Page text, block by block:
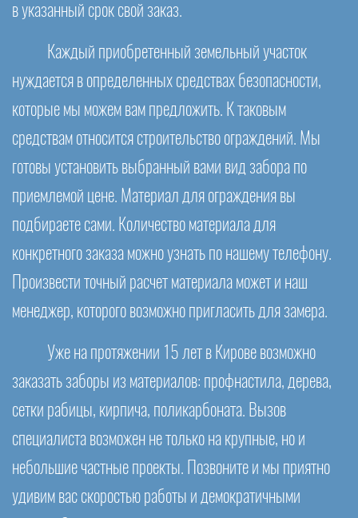
в указанный срок свой заказ.
Каждый приобретенный земельный участок
нуждается в определенных средствах безопасности,
которые мы можем вам предложить. К таковым
средствам относится строительство ограждений. Мы
готовы установить выбранный вами вид забора по
приемлемой цене. Материал для ограждения вы
подбираете сами. Количество материала для
конкретного заказа можно узнать по нашему телефону.
Произвести точный расчет материала может и наш
менеджер, которого возможно пригласить для замера.
Уже на протяжении 15 лет в Кирове возможно
заказать заборы из материалов: профнастила, дерева,
сетки рабицы, кирпича, поликарбоната. Вызов
специалиста возможен не только на крупные, но и
небольшие частные проекты. Позвоните и мы приятно
удивим вас скоростью работы и демократичными